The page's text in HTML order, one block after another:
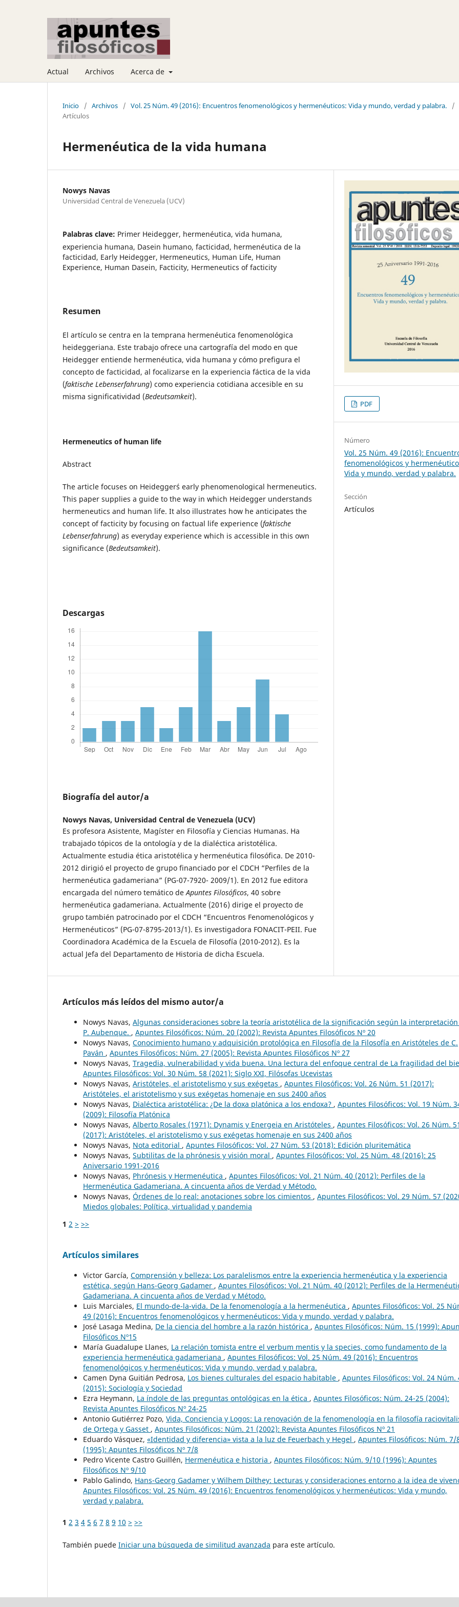
Actual Archivos Acerca de
Inicio / Archivos / Vol. 25 Núm. 49 (2016): Encuentros fenomenológicos y hermenéuticos: Vida y mundo, verdad y palabra.
/
Artículos
Hermenéutica de la vida humana
Nowys Navas
Universidad Central de Venezuela (UCV)
Palabras clave: Primer Heidegger, hermenéutica, vida humana,
experiencia humana, Dasein humano, facticidad, hermenéutica de la
facticidad, Early Heidegger, Hermeneutics, Human Life, Human
Experience, Human Dasein, Facticity, Hermeneutics of facticity
Resumen
El artículo se centra en la temprana hermenéutica fenomenológica
heideggeriana. Este trabajo ofrece una cartografía del modo en que
Heidegger entiende hermenéutica, vida humana y cómo prefigura el
concepto de facticidad, al focalizarse en la experiencia fáctica de la vida
(faktische Lebenserfahrung) como experiencia cotidiana accesible en su
misma significatividad (Bedeutsamkeit).
Hermeneutics of human life
Abstract
The article focuses on Heidegger´s early phenomenological hermeneutics.
This paper supplies a guide to the way in which Heidegger understands
hermeneutics and human life. It also illustrates how he anticipates the
concept of facticity by focusing on factual life experience (faktische
Lebenserfahrung) as everyday experience which is accessible in this own
significance (Bedeutsamkeit).
Descargas
Biografía del autor/a
Nowys Navas, Universidad Central de Venezuela (UCV)
Es profesora Asistente, Magíster en Filosofía y Ciencias Humanas. Ha
trabajado tópicos de la ontología y de la dialéctica aristotélica.
Actualmente estudia ética aristotélica y hermenéutica filosófica. De 2010-
2012 dirigió el proyecto de grupo financiado por el CDCH “Perfiles de la
hermenéutica gadameriana” (PG-07-7920- 2009/1). En 2012 fue editora
encargada del número temático deApuntes Filosóficos, 40 sobre
hermenéutica gadameriana. Actualmente (2016) dirige el proyecto de
grupo también patrocinado por el CDCH “Encuentros Fenomenológicos y
Hermenéuticos” (PG-07-8795-2013/1). Es investigadora FONACIT-PEII. Fue
Coordinadora Académica de la Escuela de Filosofía (2010-2012). Es la
actual Jefa del Departamento de Historia de dicha Escuela.
PDF
Número
Vol. 25 Núm. 49 (2016):
fenomenológicos y
Vida y mundo, verdad y palabra.
Sección
Artículos
Artículos más leídos del mismo autor/a
Nowys Navas, Algunas consideraciones sobre la teoría aristotélica de la significación según la
P. Aubenque. , Apuntes Filosóficos: Núm. 20 (2002): Revista Apuntes Filosóficos Nº 20
Nowys Navas, Conocimiento humano y adquisición protológica en Filosofía de la Filosofía en Aristóteles de C.
Paván , Apuntes Filosóficos: Núm. 27 (2005): Revista Apuntes Filosóficos Nº 27
Nowys Navas, Tragedia, vulnerabilidad y vida buena. Una lectura del enfoque central de La fragilidad del
Apuntes Filosóficos: Vol. 30 Núm. 58 (2021): Siglo XXI, Filósofas Ucevistas
Nowys Navas, Aristóteles, el aristotelismo y sus exégetas , Apuntes Filosóficos: Vol. 26 Núm. 51 (2017):
Aristóteles, el aristotelismo y sus exégetas homenaje en sus 2400 años
Nowys Navas, Dialéctica aristotélica: ¿De la doxa platónica a los endoxa? , Apuntes Filosóficos: Vol. 19 Núm.
(2009): Filosofía Platónica
Nowys Navas, Alberto Rosales (1971): Dynamis y Energeia en Aristóteles , Apuntes Filosóficos: Vol. 26 Núm. 51
(2017): Aristóteles, el aristotelismo y sus exégetas homenaje en sus 2400 años
Nowys Navas, Nota editorial , Apuntes Filosóficos: Vol. 27 Núm. 53 (2018): Edición pluritemática
Nowys Navas, Subtilitas de la phrónesis y visión moral , Apuntes Filosóficos: Vol. 25 Núm. 48 (2016): 25
Aniversario 1991-2016
Nowys Navas, Phrónesis y Hermenéutica , Apuntes Filosóficos: Vol. 21 Núm. 40 (2012): Perfiles de la
Hermenéutica Gadameriana. A cincuenta años de Verdad y Método.
Nowys Navas, Órdenes de lo real: anotaciones sobre los cimientos , Apuntes Filosóficos: Vol. 29 Núm. 57
Miedos globales: Política, virtualidad y pandemia
1 2 > >>
Artículos similares
Victor García, Comprensión y belleza: Los paralelismos entre la experiencia hermenéutica y la experiencia
estética, según Hans-Georg Gadamer , Apuntes Filosóficos: Vol. 21 Núm. 40 (2012): Perfiles de la
Gadameriana. A cincuenta años de Verdad y Método.
Luis Marciales, El mundo-de-la-vida. De la fenomenología a la hermenéutica , Apuntes Filosóficos: Vol. 25
49 (2016): Encuentros fenomenológicos y hermenéuticos: Vida y mundo, verdad y palabra.
José Lasaga Medina, De la ciencia del hombre a la razón histórica , Apuntes Filosóficos: Núm. 15 (1999):
Filosóficos Nº15
María Guadalupe Llanes, La relación tomista entre el verbum mentis y la species, como fundamento de la
experiencia hermenéutica gadameriana , Apuntes Filosóficos: Vol. 25 Núm. 49 (2016): Encuentros
fenomenológicos y hermenéuticos: Vida y mundo, verdad y palabra.
Camen Dyna Guitián Pedrosa, Los bienes culturales del espacio habitable , Apuntes Filosóficos: Vol. 24 Núm.
(2015): Sociología y Sociedad
Ezra Heymann, La índole de las preguntas ontológicas en la ética , Apuntes Filosóficos: Núm. 24-25 (2004):
Revista Apuntes Filosóficos Nº 24-25
Antonio Gutiérrez Pozo, Vida, Conciencia y Logos: La renovación de la fenomenología en la filosofía
de Ortega y Gasset , Apuntes Filosóficos: Núm. 21 (2002): Revista Apuntes Filosóficos Nº 21
Eduardo Vásquez, «Identidad y diferencia» vista a la luz de Feuerbach y Hegel , Apuntes Filosóficos: Núm. 7/
(1995): Apuntes Filosóficos Nº 7/8
Pedro Vicente Castro Guillén, Hermenéutica e historia , Apuntes Filosóficos: Núm. 9/10 (1996): Apuntes
Filosóficos Nº 9/10
Pablo Galindo, Hans-Georg Gadamer y Wilhem Dilthey: Lecturas y consideraciones entorno a la idea de
Apuntes Filosóficos: Vol. 25 Núm. 49 (2016): Encuentros fenomenológicos y hermenéuticos: Vida y mundo,
verdad y palabra.
1 2 3 4 5 6 7 8 9 10 > >>
También puede Iniciar una búsqueda de similitud avanzada para este artículo.